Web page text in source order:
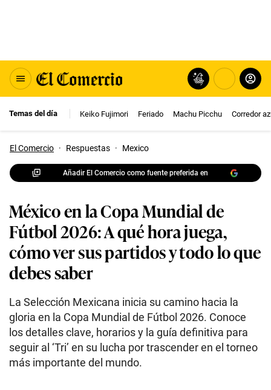
Temas del día Keiko Fujimori Feriado Machu Picchu Corredor
El Comercio · Respuestas · Mexico
Añadir El Comercio como fuente preferida en
México en la Copa Mundial de
Fútbol 2026: A qué hora juega,
cómo ver sus partidos y todo lo que
debes saber
La Selección Mexicana inicia su camino hacia la
gloria en la Copa Mundial de Fútbol 2026. Conoce
los detalles clave, horarios y la guía definitiva para
seguir al ‘Tri’ en su lucha por trascender en el torneo
más importante del mundo.